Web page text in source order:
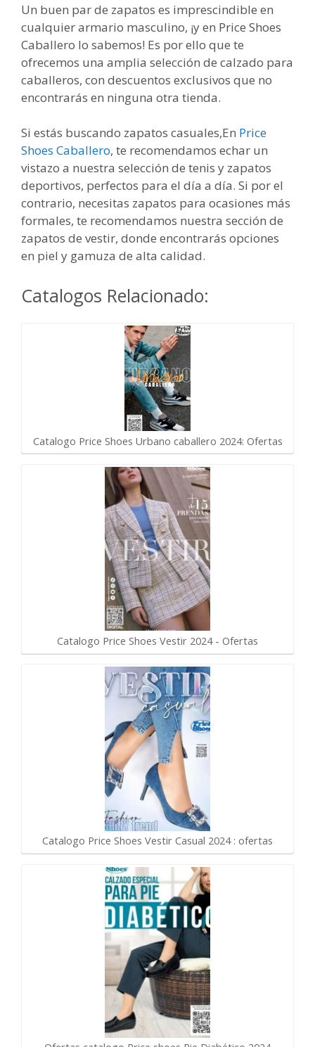
Un buen par de zapatos es imprescindible en
cualquier armario masculino, ¡y en Price Shoes
Caballero lo sabemos! Es por ello que te
ofrecemos una amplia selección de calzado para
caballeros, con descuentos exclusivos que no
encontrarás en ninguna otra tienda.
Si estás buscando zapatos casuales,En Price
Shoes Caballero, te recomendamos echar un
vistazo a nuestra selección de tenis y zapatos
deportivos, perfectos para el día a día. Si por el
contrario, necesitas zapatos para ocasiones más
formales, te recomendamos nuestra sección de
zapatos de vestir, donde encontrarás opciones
en piel y gamuza de alta calidad.
Catalogos Relacionado:
Catalogo Price Shoes Urbano caballero 2024: Ofertas
Catalogo Price Shoes Vestir 2024 - Ofertas
Catalogo Price Shoes Vestir Casual 2024 : ofertas